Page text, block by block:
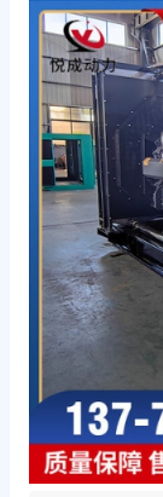
增压V型12缸
机质保两年。